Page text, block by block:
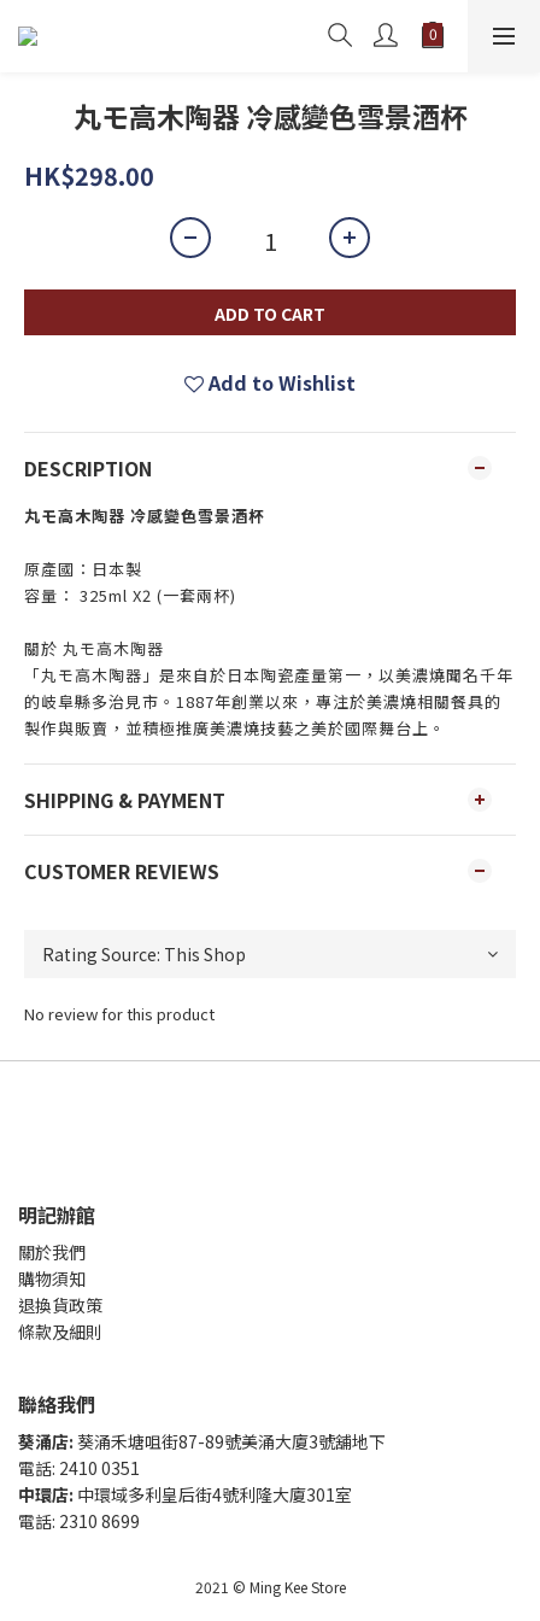
丸モ高木陶器 冷感變色雪景酒杯
HK$298.00
ADD TO CART
Add to Wishlist
DESCRIPTION
丸モ高木陶器 冷感變色雪景酒杯
原產國：日本製
容量： 325ml X2 (一套兩杯)
關於 丸モ高木陶器
「丸モ高木陶器」是來自於日本陶瓷產量第一，以美濃燒聞名千年
的岐阜縣多治見市。1887年創業以來，專注於美濃燒相關餐具的
製作與販賣，並積極推廣美濃燒技藝之美於國際舞台上。
SHIPPING & PAYMENT
CUSTOMER REVIEWS
No review for this product
明記辦館
關於我們
購物須知
退換貨政策
條款及細則
聯絡我們
葵涌店: 葵涌禾塘咀街87-89號美涌大廈3號舖地下
電話: 2410 0351
中環店: 中環域多利皇后街4號利隆大廈301室
電話: 2310 8699
2021 © Ming Kee Store